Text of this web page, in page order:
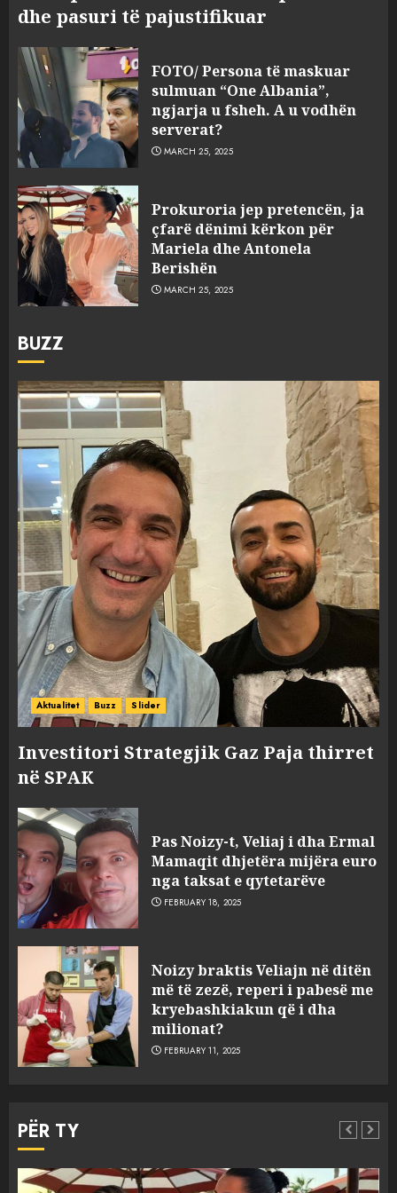
dhe pasuri të pajustifikuar
FOTO/ Persona të maskuar
sulmuan “One Albania”,
ngjarja u fsheh. A u vodhën
serverat?
MARCH 25, 2025
Prokuroria jep pretencën, ja
çfarë dënimi kërkon për
Mariela dhe Antonela
Berishën
MARCH 25, 2025
BUZZ
Aktualitet Buzz Slider
Investitori Strategjik Gaz Paja thirret
në SPAK
Pas Noizy-t, Veliaj i dha Ermal
Mamaqit dhjetëra mijëra euro
nga taksat e qytetarëve
FEBRUARY 18, 2025
Noizy braktis Veliajn në ditën
më të zezë, reperi i pabesë me
kryebashkiakun që i dha
milionat?
FEBRUARY 11, 2025
PËR TY
3
sulmuan “One Albania”,
ngjarja u fsheh. A u vodhën
serverat?
MARCH 25, 2025
4 MARCH 25, 2025